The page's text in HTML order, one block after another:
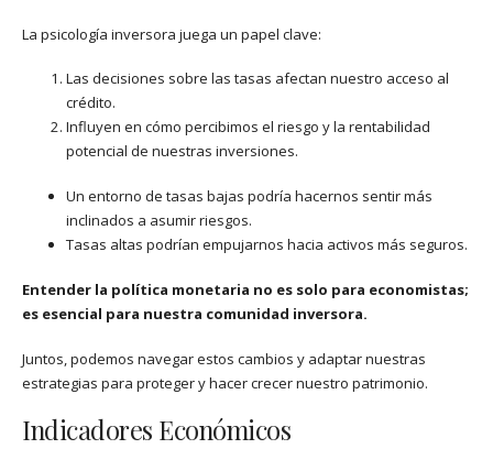
La psicología inversora juega un papel clave:
Las decisiones sobre las tasas afectan nuestro acceso al
crédito.
Influyen en cómo percibimos el riesgo y la rentabilidad
potencial de nuestras inversiones.
Un entorno de tasas bajas podría hacernos sentir más
inclinados a asumir riesgos.
Tasas altas podrían empujarnos hacia activos más seguros.
Entender la política monetaria no es solo para economistas;
es esencial para nuestra comunidad inversora.
Juntos, podemos navegar estos cambios y adaptar nuestras
estrategias para proteger y hacer crecer nuestro patrimonio.
Indicadores Económicos